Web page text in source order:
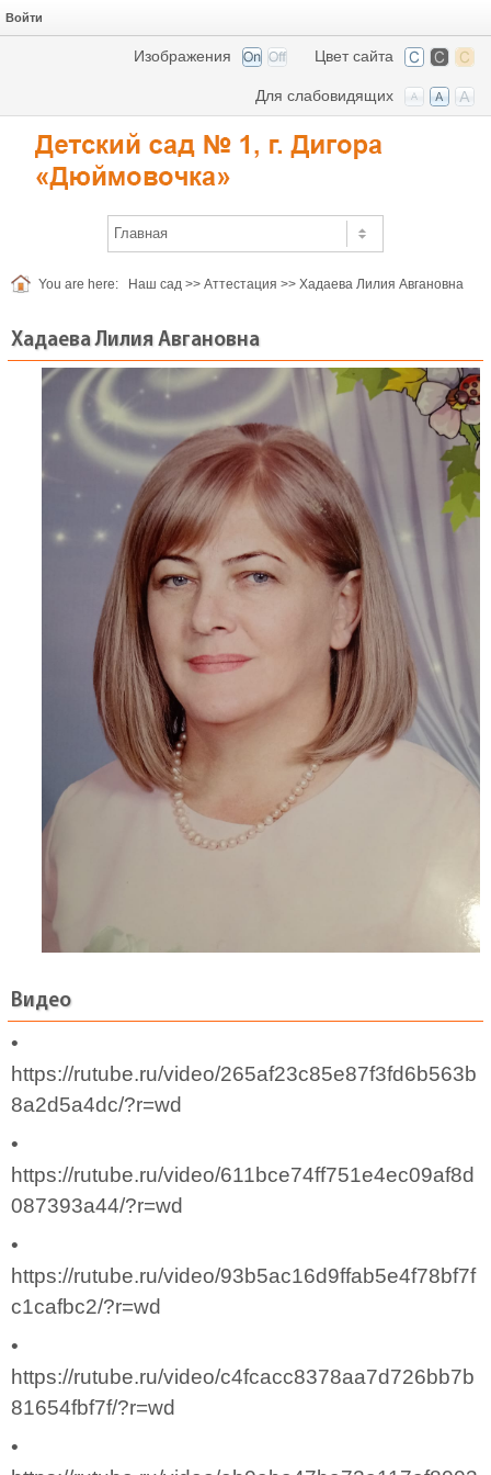
Войти
Цвет сайта
Изображения
Для слабовидящих
You are here: Наш сад >> Аттестация >> Хадаева Лилия Авгановна
Хадаева Лилия Авгановна
Видео
•
https://rutube.ru/video/265af23c85e87f3fd6b563b
8a2d5a4dc/?r=wd
•
https://rutube.ru/video/611bce74ff751e4ec09af8d
087393a44/?r=wd
•
https://rutube.ru/video/93b5ac16d9ffab5e4f78bf7f
c1cafbc2/?r=wd
•
https://rutube.ru/video/c4fcacc8378aa7d726bb7b
81654fbf7f/?r=wd
•